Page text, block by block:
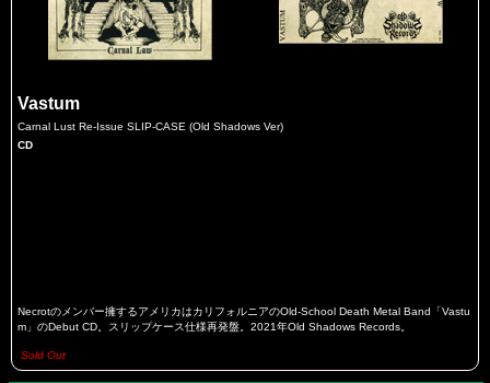
Vastum
Carnal Lust Re-Issue SLIP-CASE (Old Shadows Ver)
CD
Necrotのメンバー擁するアメリカはカリフォルニアのOld-School Death Metal Band「Vastu
m」のDebut CD。スリップケース仕様再発盤。2021年Old Shadows Records。
Sold Out